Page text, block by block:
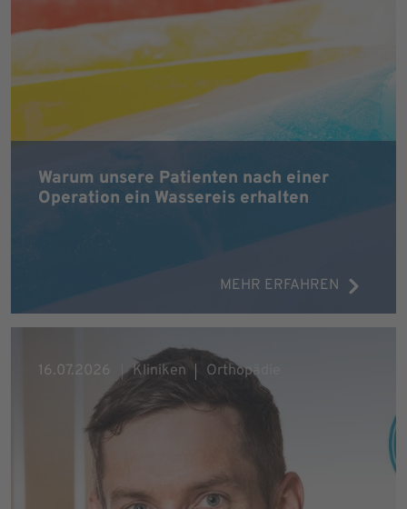
Warum unsere Patienten nach einer
Operation ein Wassereis erhalten
MEHR ERFAHREN
16.07.2026 Kliniken Orthopädie